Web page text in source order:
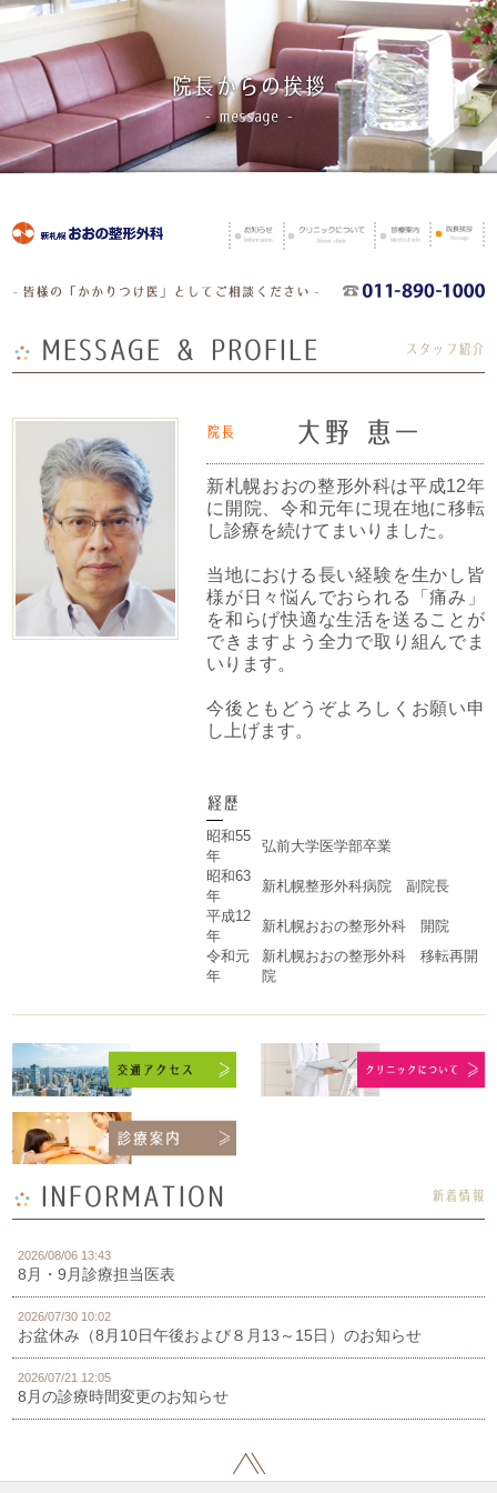
院長からの挨拶
- message -
MESSAGE & PROFILE スタッフ紹介
院長 大野 恵一
新札幌おおの整形外科は平成12年
に開院、令和元年に現在地に移転
し診療を続けてまいりました。
当地における長い経験を生かし皆
様が日々悩んでおられる「痛み」
を和らげ快適な生活を送ることが
できますよう全力で取り組んでま
いります。
今後ともどうぞよろしくお願い申
し上げます。
経歴
昭和55
年
弘前大学医学部卒業
昭和63
年
新札幌整形外科病院 副院長
平成12
年
新札幌おおの整形外科 開院
令和元
年
新札幌おおの整形外科 移転再開
院
INFORMATION 新着情報
2026/08/06 13:43
8月・9月診療担当医表
2026/07/30 10:02
お盆休み（8月10日午後および８月13～15日）のお知らせ
2026/07/21 12:05
8月の診療時間変更のお知らせ